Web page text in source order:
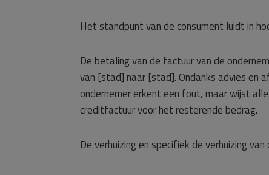
Het standpunt van de consument luidt in
De betaling van de factuur van de
van [stad] naar [stad]. Ondanks advies en
ondernemer erkent een fout, maar wijst
creditfactuur voor het resterende bedrag.
De verhuizing en specifiek de verhuizing